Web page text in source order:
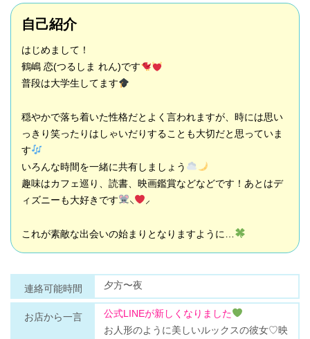
自己紹介
はじめまして！
鶴嶋 恋(つるしま れん)です
普段は大学生してます
穏やかで落ち着いた性格だとよく言われますが、時には思い
っきり笑ったりはしゃいだりすることも大切だと思っていま
す
いろんな時間を一緒に共有しましょう
趣味はカフェ巡り、読書、映画鑑賞などなどです！あとはデ
ィズニーも大好きです
⸜ ⸝‍
これが素敵な出会いの始まりとなりますように…
連絡可能時間 夕方〜夜
お店から一言
公式LINEが新しくなりました
お人形のように美しいルックスの彼女♡映